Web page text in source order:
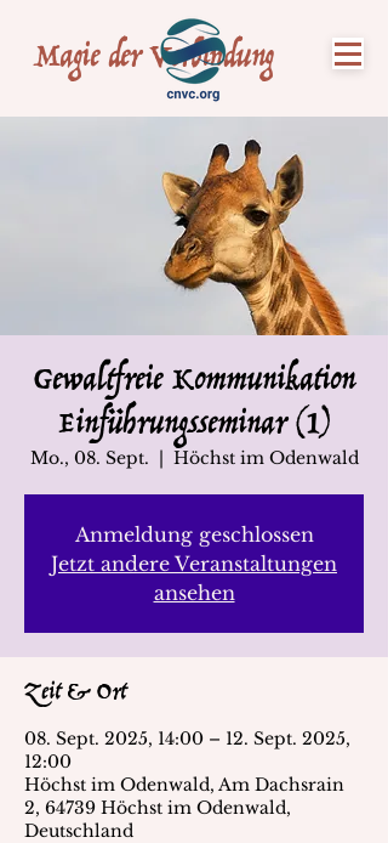
Magie der Verbindung
Gewaltfreie Kommunikation
Einführungsseminar (1)
Mo., 08. Sept.
  |
Höchst im Odenwald
Anmeldung geschlossen
Jetzt andere Veranstaltungen
ansehen
Zeit & Ort
08. Sept. 2025, 14:00 – 12. Sept. 2025,
12:00
Höchst im Odenwald, Am Dachsrain
2, 64739 Höchst im Odenwald,
Deutschland